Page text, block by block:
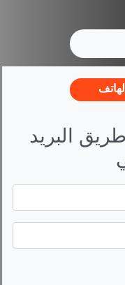
الهاتف
البريد